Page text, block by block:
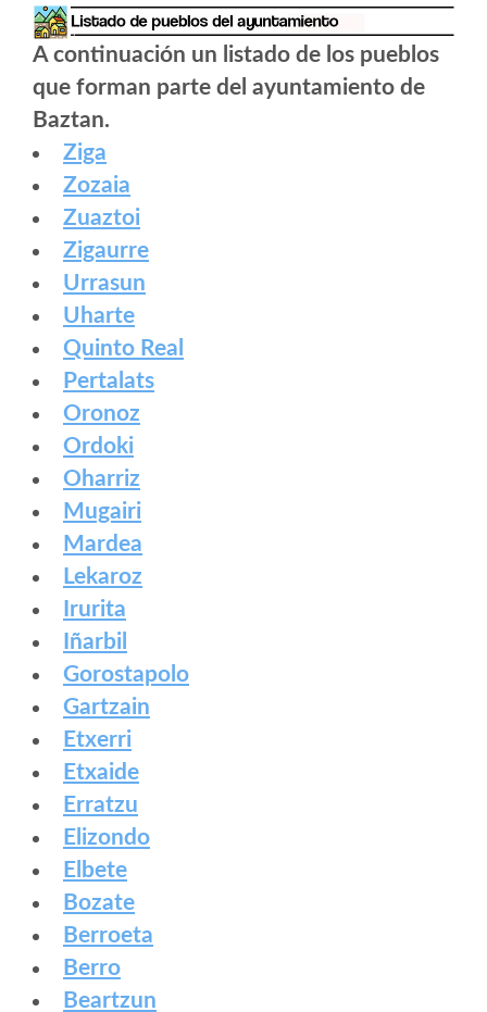
A continuación un listado de los pueblos
que forman parte del ayuntamiento de
Baztan.
Ziga
Zozaia
Zuaztoi
Zigaurre
Urrasun
Uharte
Quinto Real
Pertalats
Oronoz
Ordoki
Oharriz
Mugairi
Mardea
Lekaroz
Irurita
Iñarbil
Gorostapolo
Gartzain
Etxerri
Etxaide
Erratzu
Elizondo
Elbete
Bozate
Berroeta
Berro
Beartzun